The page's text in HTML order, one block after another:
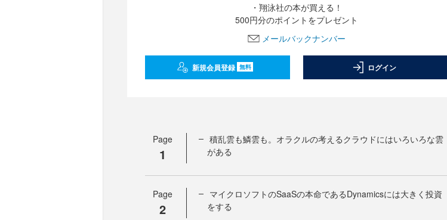
・翔泳社の本が買える！
500円分のポイントをプレゼント
メールバックナンバー
新規会員登録 無料 ログイン
Page
1
積乱雲も鱗雲も。オラクルの考えるクラウドにはいろいろな雲
がある
Page
2
マイクロソフトのSaaSの本命であるDynamicsには大きく投資
をする